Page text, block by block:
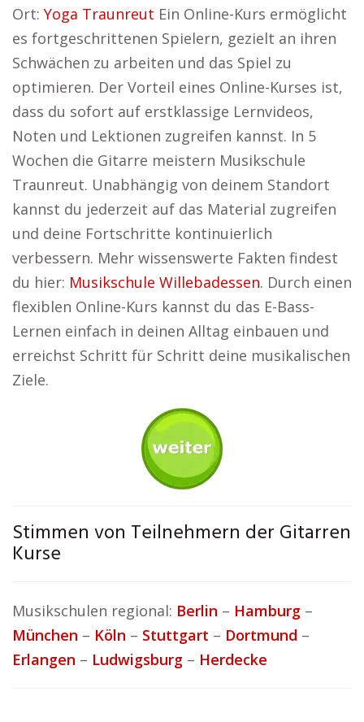
Ort: Yoga Traunreut Ein Online-Kurs ermöglicht
es fortgeschrittenen Spielern, gezielt an ihren
Schwächen zu arbeiten und das Spiel zu
optimieren. Der Vorteil eines Online-Kurses ist,
dass du sofort auf erstklassige Lernvideos,
Noten und Lektionen zugreifen kannst. In 5
Wochen die Gitarre meistern Musikschule
Traunreut. Unabhängig von deinem Standort
kannst du jederzeit auf das Material zugreifen
und deine Fortschritte kontinuierlich
verbessern. Mehr wissenswerte Fakten findest
du hier: Musikschule Willebadessen. Durch einen
flexiblen Online-Kurs kannst du das E-Bass-
Lernen einfach in deinen Alltag einbauen und
erreichst Schritt für Schritt deine musikalischen
Ziele.
Stimmen von Teilnehmern der Gitarren
Kurse
Musikschulen regional: Berlin – Hamburg –
München – Köln – Stuttgart – Dortmund –
Erlangen – Ludwigsburg – Herdecke